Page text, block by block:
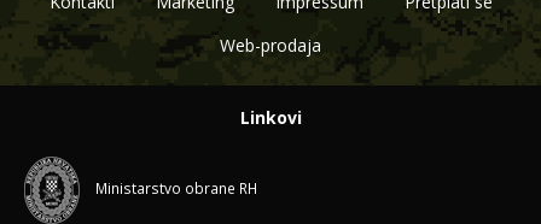
Web-prodaja
Linkovi
Ministarstvo obrane RH